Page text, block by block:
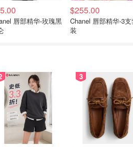
唇部精华-玫瑰黑
$255.00
Chanel 唇部精华-3
装
3